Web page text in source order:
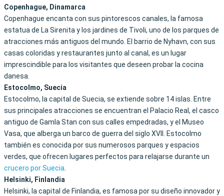
Copenhague, Dinamarca
Copenhague encanta con sus pintorescos canales, la famosa
estatua de La Sirenita y los jardines de Tivoli, uno de los parques de
atracciones más antiguos del mundo. El barrio de Nyhavn, con sus
casas coloridas y restaurantes junto al canal, es un lugar
imprescindible para los visitantes que deseen probar la cocina
danesa.
Estocolmo, Suecia
Estocolmo, la capital de Suecia, se extiende sobre 14 islas. Entre
sus principales atracciones se encuentran el Palacio Real, el casco
antiguo de Gamla Stan con sus calles empedradas, y el Museo
Vasa, que alberga un barco de guerra del siglo XVII. Estocolmo
también es conocida por sus numerosos parques y espacios
verdes, que ofrecen lugares perfectos para relajarse durante un
crucero por Suecia.
Helsinki, Finlandia
Helsinki, la capital de Finlandia, es famosa por su diseño innovador y